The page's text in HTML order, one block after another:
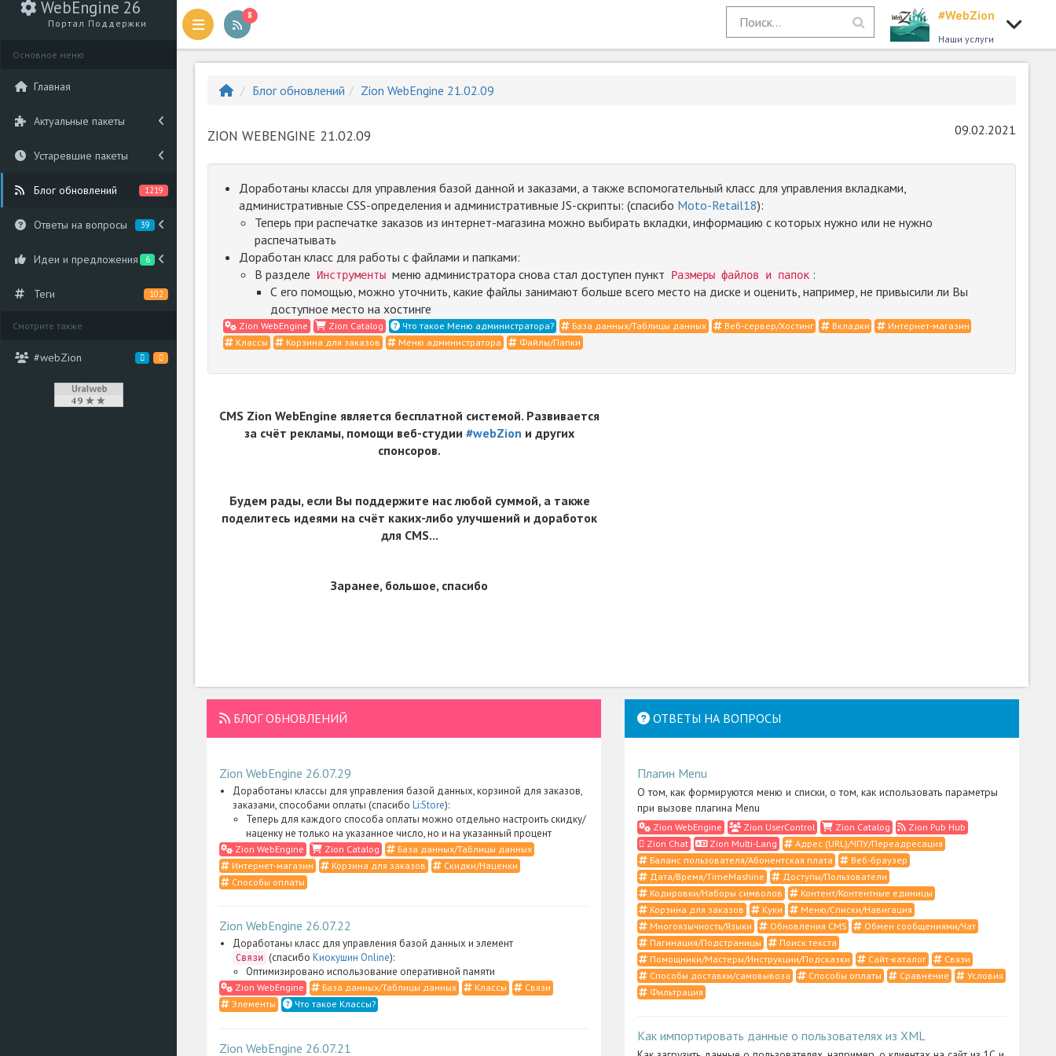
WebEngine 26
Портал Поддержки
Основное меню
Главная
Актуальные пакеты
Устаревшие пакеты
Блог обновлений 1219
Ответы на вопросы 39
Идеи и предложения 6
Теги 102
Смотрите также
#webZion
8 #WebZion
Наши услуги
Блог обновлений Zion WebEngine 21.02.09
ZION WEBENGINE 21.02.09 09.02.2021
Доработаны классы для управления базой данной и заказами, а также вспомогательный класс для управления вкладками,
административные CSS-определения и административные JS-скрипты: (спасибо Moto-Retail18):
Теперь при распечатке заказов из интернет-магазина можно выбирать вкладки, информацию с которых нужно или не нужно
распечатывать
Доработан класс для работы с файлами и папками:
В разделе
Инструменты меню администратора снова стал доступен пункт Размеры файлов и папок :
С его помощью, можно уточнить, какие файлы занимают больше всего место на диске и оценить, например, не привысили ли Вы
доступное место на хостинге
Zion WebEngine Zion Catalog Что такое Меню администратора? База данных/Таблицы данных Веб-сервер/Хостинг Вкладки
Интернет-магазин
Классы
Корзина для заказов Меню администратора Файлы/Папки
CMS Zion WebEngine является бесплатной системой. Развивается
за счёт рекламы, помощи веб-студии #webZion и других
спонсоров.
Будем рады, если Вы поддержите нас любой суммой, а также
поделитесь идеями на счёт каких-либо улучшений и доработок
для CMS...
Заранее, большое, спасибо
БЛОГ ОБНОВЛЕНИЙ
Zion WebEngine 26.07.29
Доработаны классы для управления базой данных, корзиной для заказов,
заказами, способами оплаты (спасибо Li:Store):
Теперь для каждого способа оплаты можно отдельно настроить скидку/
наценку не только на указанное число, но и на указанный процент
Zion WebEngine Zion Catalog
База данных/Таблицы данных
Интернет-магазин
Корзина для заказов
Скидки/Наценки
Способы оплаты
Zion WebEngine 26.07.22
Доработаны класс для управления базой данных и элемент
Связи (спасибо Киокушин Online):
Оптимизировано использование оперативной памяти
Zion WebEngine База данных/Таблицы данных Классы
Связи
Элементы
Что такое Классы?
Zion WebEngine 26.07.21
ОТВЕТЫ НА ВОПРОСЫ
Плагин Menu
О том, как формируются меню и списки, о том, как использовать параметры
при вызове плагина Menu
Zion WebEngine Zion UserControl Zion Catalog
Zion Pub Hub
Zion Chat
Zion Multi-Lang
Адрес (URL)/ЧПУ/Переадресация
Баланс пользователя/Абонентская плата
Веб-браузер
Дата/Время/TimeMashine
Доступы/Пользователи
Кодировки/Наборы символов
Контент/Контентные единицы
Корзина для заказов
Куки
Меню/Списки/Навигация
Многоязычность/Языки
Обновления CMS
Обмен сообщениями/Чат
Пагинация/Подстраницы
Поиск текста
Помощники/Мастеры/Инструкции/Подсказки
Сайт-каталог
Связи
Способы доставки/самовывоза
Способы оплаты Сравнение
Условия
Фильтрация
Как импортировать данные о пользователях из XML